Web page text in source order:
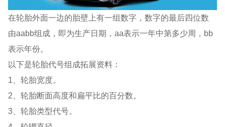
在轮胎外面一边的胎壁上有一组数字，数字的最后四位数
由aabb组成，即为生产日期，aa表示一年中第多少周，bb
表示年份。
以下是轮胎代号组成拓展资料：
1、轮胎宽度。
2、轮胎断面高度和扁平比的百分数。
3、轮胎类型代号。